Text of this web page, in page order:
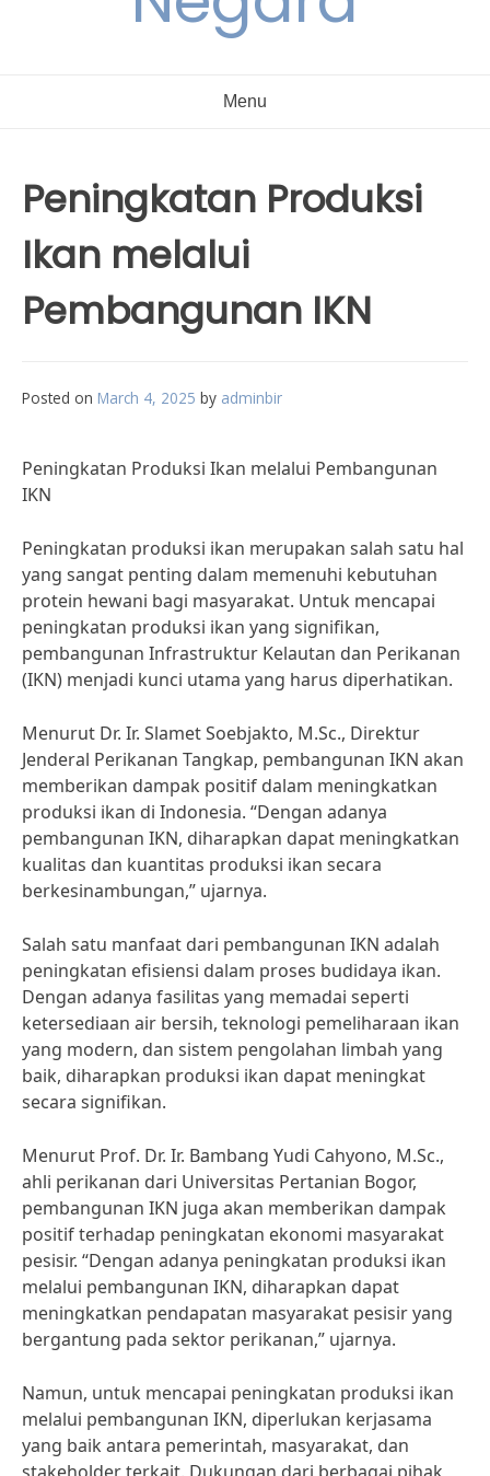
Menu
Peningkatan Produksi
Ikan melalui
Pembangunan IKN
Posted on March 4, 2025 by adminbir
Peningkatan Produksi Ikan melalui Pembangunan
IKN
Peningkatan produksi ikan merupakan salah satu hal
yang sangat penting dalam memenuhi kebutuhan
protein hewani bagi masyarakat. Untuk mencapai
peningkatan produksi ikan yang signifikan,
pembangunan Infrastruktur Kelautan dan Perikanan
(IKN) menjadi kunci utama yang harus diperhatikan.
Menurut Dr. Ir. Slamet Soebjakto, M.Sc., Direktur
Jenderal Perikanan Tangkap, pembangunan IKN akan
memberikan dampak positif dalam meningkatkan
produksi ikan di Indonesia. “Dengan adanya
pembangunan IKN, diharapkan dapat meningkatkan
kualitas dan kuantitas produksi ikan secara
berkesinambungan,” ujarnya.
Salah satu manfaat dari pembangunan IKN adalah
peningkatan efisiensi dalam proses budidaya ikan.
Dengan adanya fasilitas yang memadai seperti
ketersediaan air bersih, teknologi pemeliharaan ikan
yang modern, dan sistem pengolahan limbah yang
baik, diharapkan produksi ikan dapat meningkat
secara signifikan.
Menurut Prof. Dr. Ir. Bambang Yudi Cahyono, M.Sc.,
ahli perikanan dari Universitas Pertanian Bogor,
pembangunan IKN juga akan memberikan dampak
positif terhadap peningkatan ekonomi masyarakat
pesisir. “Dengan adanya peningkatan produksi ikan
melalui pembangunan IKN, diharapkan dapat
meningkatkan pendapatan masyarakat pesisir yang
bergantung pada sektor perikanan,” ujarnya.
Namun, untuk mencapai peningkatan produksi ikan
melalui pembangunan IKN, diperlukan kerjasama
yang baik antara pemerintah, masyarakat, dan